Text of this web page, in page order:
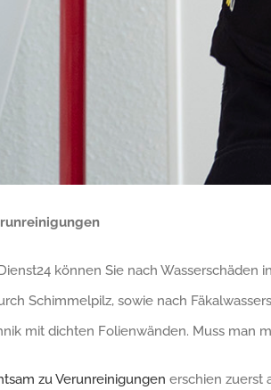
können Sie nach
Schimmelpilz, sowie nach
mit dichten Folienwänden. Muss man
zu Verunreinigungen erschien zuerst